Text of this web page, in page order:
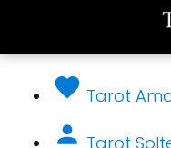
Tarot
Tarot